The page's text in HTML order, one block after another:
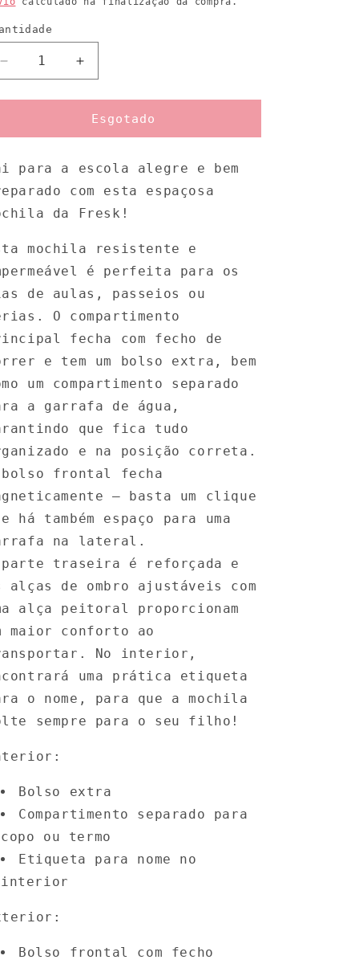
Diminuir
a
quantidade
Mochila
Aumentar
a
quantidade
de
Mochila
Esgotado
para a escola alegre e bem
com esta espaçosa
da Fresk!
mochila resistente e
é perfeita para os
de aulas, passeios ou
O compartimento
fecha com fecho de
e tem um bolso extra, bem
um compartimento separado
a garrafa de água,
que fica tudo
e na posição correta.
bolso frontal fecha
– basta um clique
há também espaço para uma
na lateral.
parte traseira é reforçada e
alças de ombro ajustáveis com
alça peitoral proporcionam
maior conforto ao
No interior,
uma prática etiqueta
o nome, para que a mochila
sempre para o seu filho!
Bolso extra
Compartimento separado para
copo ou termo
Etiqueta para nome no
interior
Bolso frontal com fecho